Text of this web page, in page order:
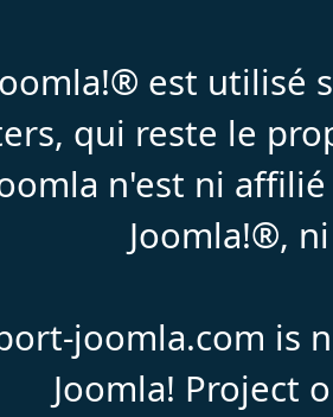
est
qui reste le
n'est ni
Joomla!®,
joomla.com is
Joomla! Project